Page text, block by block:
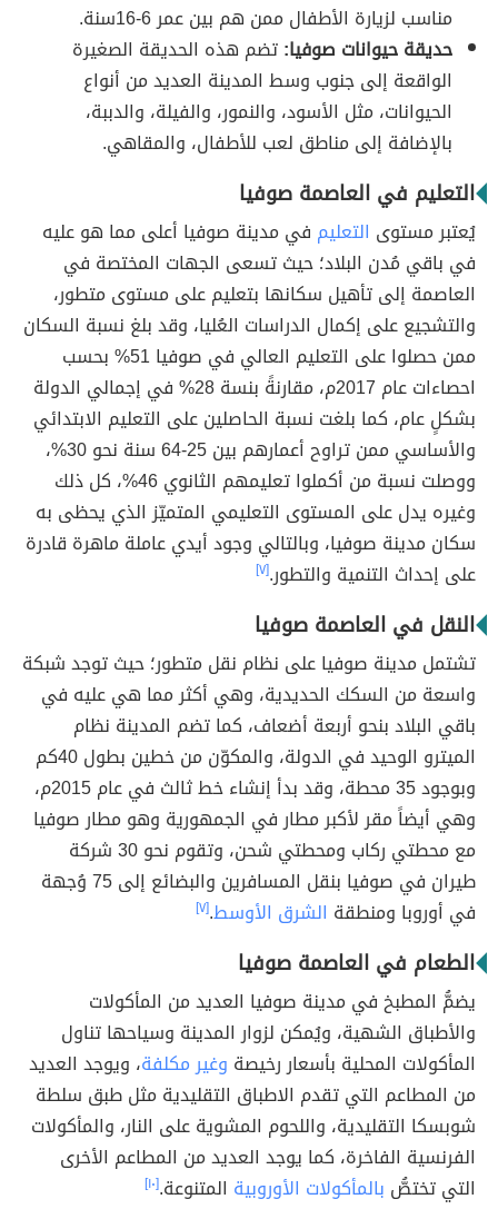
مناسب لزيارة الأطفال ممن هم بين عمر 6-16سنة.
حديقة حيوانات صوفيا:تضم هذه الحديقة الصغيرة
الواقعة إلى جنوب وسط المدينة العديد من أنواع
الحيوانات، مثل الأسود، والنمور، والفيلة، والدببة،
بالإضافة إلى مناطق لعب للأطفال، والمقاهي.
التعليم في العاصمة صوفيا
يُعتبر مستوى التعليم في مدينة صوفيا أعلى مما هو عليه
في باقي مُدن البلاد؛ حيث تسعى الجهات المختصة في
العاصمة إلى تأهيل سكانها بتعليم على مستوى متطور،
والتشجيع على إكمال الدراسات العُليا، وقد بلغ نسبة السكان
ممن حصلوا على التعليم العالي في صوفيا 51% بحسب
احصاءات عام 2017م، مقارنةً بنسة 28% في إجمالي الدولة
بشكلٍ عام، كما بلغت نسبة الحاصلين على التعليم الابتدائي
والأساسي ممن تراوح أعمارهم بين 25-64 سنة نحو 30%،
ووصلت نسبة من أكملوا تعليمهم الثانوي 46%، كل ذلك
وغيره يدل على المستوى التعليمي المتميّز الذي يحظى به
سكان مدينة صوفيا، وبالتالي وجود أيدي عاملة ماهرة قادرة
على إحداث التنمية والتطور.[٧]
النقل في العاصمة صوفيا
تشتمل مدينة صوفيا على نظام نقل متطور؛ حيث توجد شبكة
واسعة من السكك الحديدية، وهي أكثر مما هي عليه في
باقي البلاد بنحو أربعة أضعاف، كما تضم المدينة نظام
الميترو الوحيد في الدولة، والمكوّن من خطين بطول 40كم
وبوجود 35 محطة، وقد بدأ إنشاء خط ثالث في عام 2015م،
وهي أيضاً مقر لأكبر مطار في الجمهورية وهو مطار صوفيا
مع محطتي ركاب ومحطتي شحن، وتقوم نحو 30 شركة
طيران في صوفيا بنقل المسافرين والبضائع إلى 75 وُجهة
في أوروبا ومنطقة الشرق الأوسط.[٧]
الطعام في العاصمة صوفيا
يضمُّ المطبخ في مدينة صوفيا العديد من المأكولات
والأطباق الشهية، ويُمكن لزوار المدينة وسياحها تناول
المأكولات المحلية بأسعار رخيصة وغير مكلفة، ويوجد العديد
من المطاعم التي تقدم الاطباق التقليدية مثل طبق سلطة
شوبسكا التقليدية، واللحوم المشوية على النار، والمأكولات
الفرنسية الفاخرة، كما يوجد العديد من المطاعم الأخرى
التي تختصُّ بالمأكولات الأوروبية المتنوعة.[١٠]